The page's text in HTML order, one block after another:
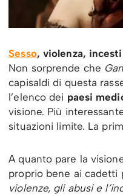
Sesso, violenza, incesti
Non sorprende che
capisaldi di questa
l’elenco dei paesi
visione. Più
situazioni limite. La
A quanto pare la
proprio bene ai cadetti
violenze, gli abusi e